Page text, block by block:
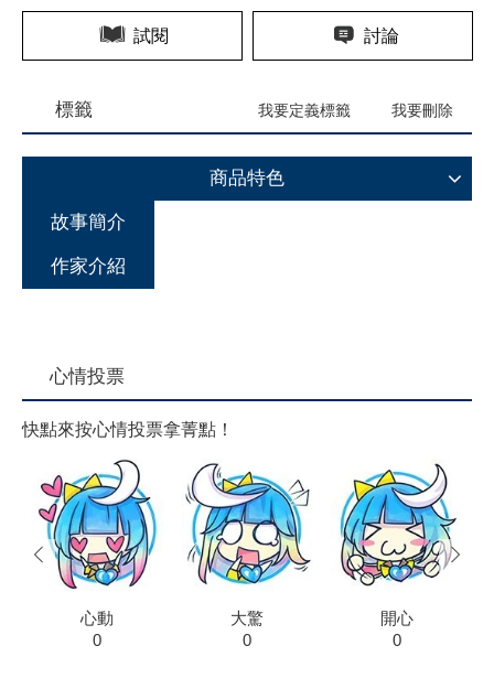
試閱 討論
標籤 我要定義標籤 我要刪除
商品特色
故事簡介
作家介紹
心情投票
快點來按心情投票拿菁點！
心動
0
大驚
0
開心
0
prev next